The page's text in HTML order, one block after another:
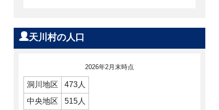
天川村の人口
2026年2月末時点
洞川地区
473人
中央地区
515人